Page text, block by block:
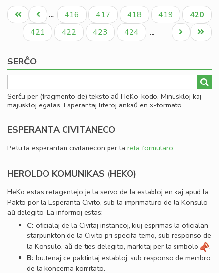
al
la
meksika
kongreso
Pagination
Unua
paĝo
Antaŭa
paĝo
… Paĝo
416 Paĝo
417 Paĝo
418 Paĝo
419
Aktuala
paĝo
420
Paĝo
421 Paĝo
422 Paĝo
423 Paĝo
424 …
Last
page
Next
page
SERĈO
Serĉu per (fragmento de) teksto aŭ HeKo-kodo. Minuskloj kaj
majuskloj egalas. Esperantaj literoj ankaŭ en x-formato.
ESPERANTA CIVITANECO
Petu la esperantan civitanecon per la reta formularo.
HEROLDO KOMUNIKAS (HEKO)
HeKo estas retagentejo je la servo de la establoj en kaj apud la
Pakto por la Esperanta Civito, sub la imprimaturo de la Konsulo
aŭ delegito. La informoj estas:
C: oﬁcialaj de la Civitaj instancoj, kiuj esprimas la oﬁcialan
starpunkton de la Civito pri specifa temo, sub responso de
la Konsulo, aŭ de ties delegito, markitaj per la simbolo
.
B: bultenaj de paktintaj establoj, sub responso de membro
de la koncerna komitato.